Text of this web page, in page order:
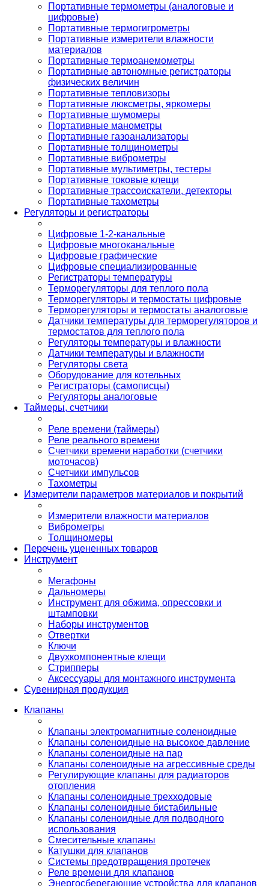
Портативные термометры (аналоговые и
цифровые)
Портативные термогигрометры
Портативные измерители влажности
материалов
Портативные термоанемометры
Портативные автономные регистраторы
физических величин
Портативные тепловизоры
Портативные люксметры, яркомеры
Портативные шумомеры
Портативные манометры
Портативные газоанализаторы
Портативные толщинометры
Портативные виброметры
Портативные мультиметры, тестеры
Портативные токовые клещи
Портативные трассоискатели, детекторы
Портативные тахометры
Регуляторы и регистраторы
Цифровые 1-2-канальные
Цифровые многоканальные
Цифровые графические
Цифровые специализированные
Регистраторы температуры
Терморегуляторы для теплого пола
Терморегуляторы и термостаты цифровые
Терморегуляторы и термостаты аналоговые
Датчики температуры для терморегуляторов и
термостатов для теплого пола
Регуляторы температуры и влажности
Датчики температуры и влажности
Регуляторы света
Оборудование для котельных
Регистраторы (самописцы)
Регуляторы аналоговые
Таймеры, счетчики
Реле времени (таймеры)
Реле реального времени
Счетчики времени наработки (счетчики
моточасов)
Счетчики импульсов
Тахометры
Измерители параметров материалов и покрытий
Измерители влажности материалов
Виброметры
Толщиномеры
Перечень уцененных товаров
Инструмент
Мегафоны
Дальномеры
Инструмент для обжима, опрессовки и
штамповки
Наборы инструментов
Отвертки
Ключи
Двухкомпонентные клещи
Стрипперы
Аксессуары для монтажного инструмента
Сувенирная продукция
Клапаны
Клапаны электромагнитные соленоидные
Клапаны соленоидные на высокое давление
Клапаны соленоидные на пар
Клапаны соленоидные на агрессивные среды
Регулирующие клапаны для радиаторов
отопления
Клапаны соленоидные трехходовые
Клапаны соленоидные бистабильные
Клапаны соленоидные для подводного
использования
Смесительные клапаны
Катушки для клапанов
Системы предотвращения протечек
Реле времени для клапанов
Энергосберегающие устройства для клапанов